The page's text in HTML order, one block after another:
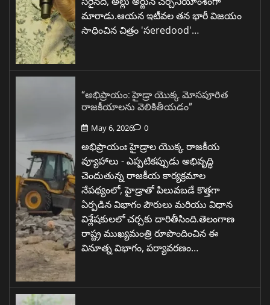
మారాడు.ఆయన ఇటీవల తన భారీ విజయం
సాధించిన చిత్రం 'సeredood'…
“అభిప్రాయం: హైడ్రా యొక్క మోసపూరిత
రాజకీయాలను వెలికితీయడం”
May 6, 2026 0
అభిప్రాయంః హైడ్రాల యొక్క రాజకీయ
వ్యూహాలు - ఎప్పటికప్పుడు అభివృద్ధి
చెందుతున్న రాజకీయ కార్యక్రమాల
నేపథ్యంలో, హైడ్రాతో పిలువబడే కొత్తగా
ఏర్పడిన విభాగం పౌరులు మరియు విధాన
విశ్లేషకులలో చర్చకు దారితీసింది.తెలంగాణ
రాష్ట్ర ముఖ్యమంత్రి రూపొందించిన ఈ
వినూత్న విభాగం, పర్యావరణం…